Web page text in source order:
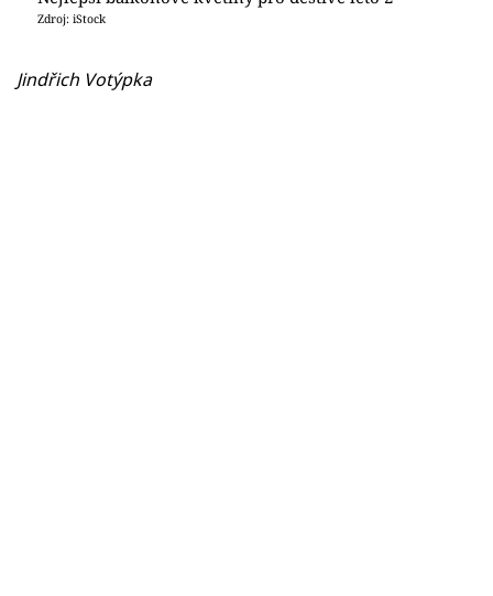
Zdroj: iStock
Jindřich Votýpka